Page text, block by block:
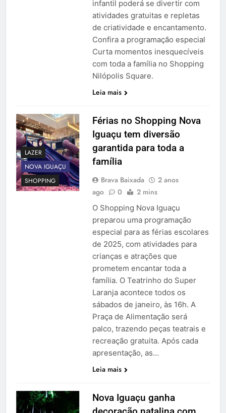
infantil poderá se divertir com
atividades gratuitas e repletas
de criatividade e encantamento.
Confira a programação especial
Curta momentos inesquecíveis
com toda a família no Shopping
Nilópolis Square.
Leia mais
LAZER
NOVA IGUAÇU
SHOPPING
Férias no Shopping Nova
Iguaçu tem diversão
garantida para toda a
família
Brava Baixada
2 anos
ago
0 2 mins
O Shopping Nova Iguaçu
preparou uma programação
especial para as férias escolares
de 2025, com atividades para
crianças e atrações que
prometem encantar toda a
família. O Teatrinho do Super
Laranja acontece todos os
sábados de janeiro, às 16h. A
Praça de Alimentação será
palco, trazendo peças teatrais e
recreação gratuita. Após cada
apresentação, as…
Leia mais
Nova Iguaçu ganha